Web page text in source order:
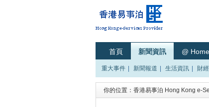
首頁 新聞資訊 @ Home
重大事件 新聞報道 生活資訊 財
你的位置： 香港易事泊 Hong Kong e-